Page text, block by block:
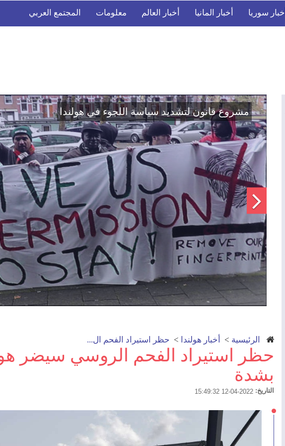
أخبار سوريا أخبار المانيا أخبار العالم معلومات المجتمع العربي
اتفاق تاريخي: دمج "قسد" في مؤسسات الدولة السورية
الوطنية
الرئيسية > أخبار هولندا > حظر استيراد الفحم ال...
حظر استيراد الفحم الروسي سيضر
بشدة
التاريخ: